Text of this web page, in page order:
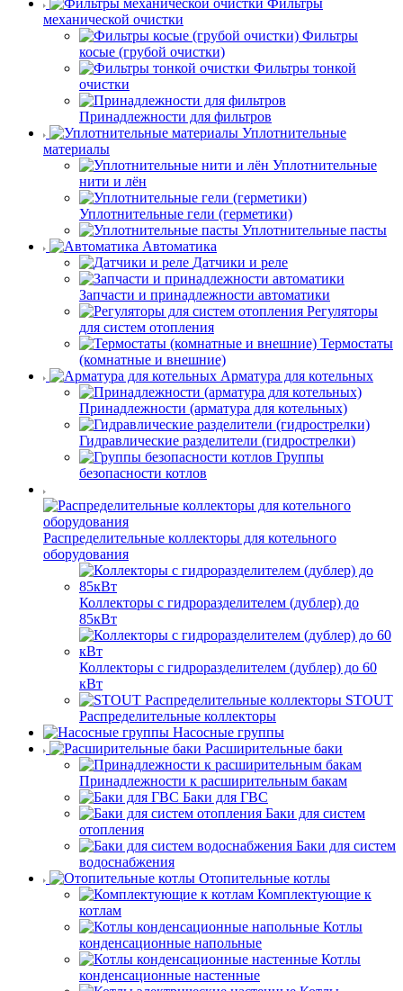
Фильтры
механической очистки
Фильтры
косые (грубой очистки)
Фильтры тонкой
очистки
Принадлежности для фильтров
Уплотнительные
материалы
Уплотнительные
нити и лён
Уплотнительные гели (герметики)
Уплотнительные пасты
Автоматика
Датчики и реле
Запчасти и принадлежности автоматики
Регуляторы
для систем отопления
Термостаты
(комнатные и внешние)
Арматура для котельных
Принадлежности (арматура для котельных)
Гидравлические разделители (гидрострелки)
Группы
безопасности котлов
Распределительные коллекторы для котельного
оборудования
Коллекторы с гидроразделителем (дублер) до
85кВт
Коллекторы с гидроразделителем (дублер) до 60
кВт
STOUT
Распределительные коллекторы
Насосные группы
Расширительные баки
Принадлежности к расширительным бакам
Баки для ГВС
Баки для систем
отопления
Баки для систем
водоснабжения
Отопительные котлы
Комплектующие к
котлам
Котлы
конденсационные напольные
Котлы
конденсационные настенные